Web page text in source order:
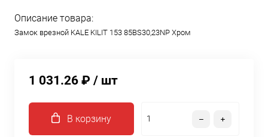
Описание товара:
Замок врезной KALE KILIT 153 85BS30,23NP Хром
1 031.26 ₽ / шт
В корзину